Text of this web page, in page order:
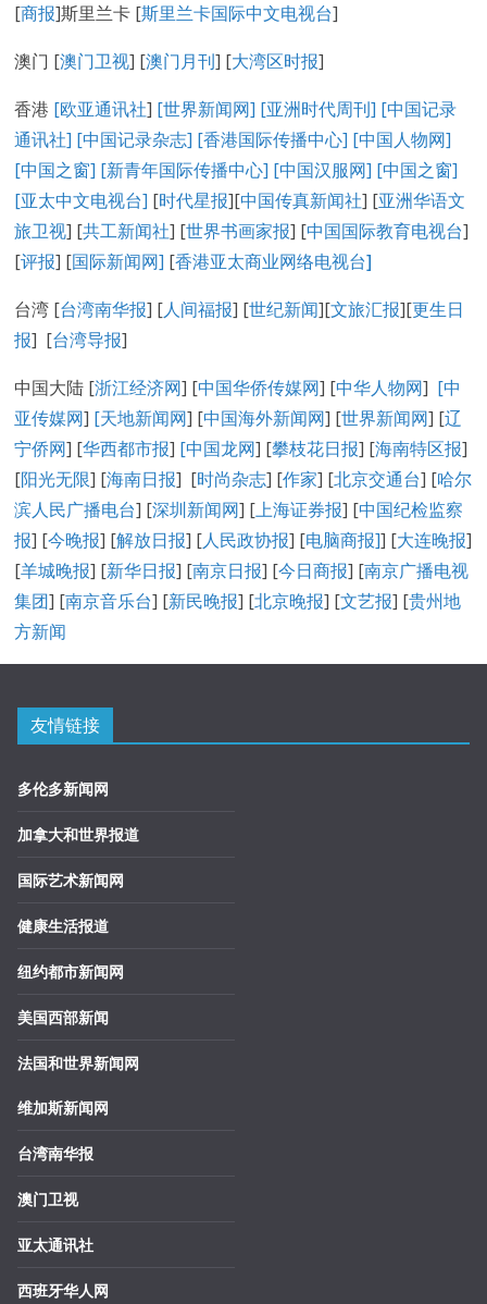
[商报]斯里兰卡 [斯里兰卡国际中文电视台]
澳门 [澳门卫视] [澳门月刊] [大湾区时报]
香港 [欧亚通讯社] [世界新闻网] [亚洲时代周刊] [中国记录
通讯社] [中国记录杂志] [香港国际传播中心] [中国人物网]
[中国之窗] [新青年国际传播中心] [中国汉服网] [中国之窗]
[亚太中文电视台] [时代星报][中国传真新闻社] [亚洲华语文
旅卫视] [共工新闻社] [世界书画家报] [中国国际教育电视台]
[评报] [国际新闻网] [香港亚太商业网络电视台]
台湾 [台湾南华报] [人间福报] [世纪新闻][文旅汇报][更生日
报] [台湾导报]
中国大陆 [浙江经济网] [中国华侨传媒网] [中华人物网] [中
亚传媒网] [天地新闻网] [中国海外新闻网] [世界新闻网] [辽
宁侨网] [华西都市报] [中国龙网] [攀枝花日报] [海南特区报]
[阳光无限] [海南日报] [时尚杂志] [作家] [北京交通台] [哈尔
滨人民广播电台] [深圳新闻网] [上海证券报] [中国纪检监察
报] [今晚报] [解放日报] [人民政协报] [电脑商报]] [大连晚报]
[羊城晚报] [新华日报] [南京日报] [今日商报] [南京广播电视
集团] [南京音乐台] [新民晚报] [北京晚报] [文艺报] [贵州地
方新闻
友情链接
多伦多新闻网
加拿大和世界报道
国际艺术新闻网
健康生活报道
纽约都市新闻网
美国西部新闻
法国和世界新闻网
维加斯新闻网
台湾南华报
澳门卫视
亚太通讯社
西班牙华人网